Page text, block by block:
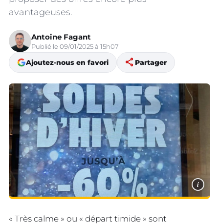
avantageuses.
Antoine Fagant
Publié le 09/01/2025 à 15h07
Ajoutez-nous en favori share Partager
i
« Très calme » ou « départ timide » sont